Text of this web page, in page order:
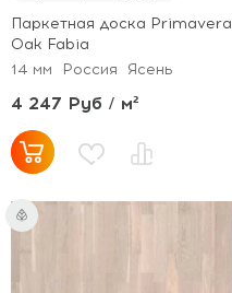
Паркетная доска Primavera
Oak Fabia
14 мм
Россия Ясень
4 247 Руб / м²